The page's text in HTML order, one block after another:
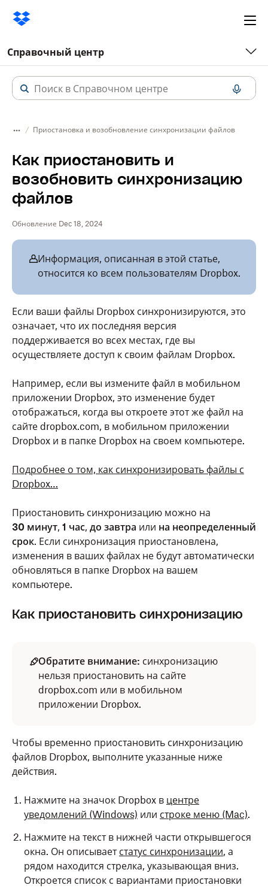
Справочный центр
Приостановка и возобновление синхронизации файлов
Как приостановить и
возобновить синхронизацию
файлов
Обновление Dec 18, 2024
Информация, описанная в этой статье,
относится ко всем пользователям Dropbox.
Если ваши файлы Dropbox синхронизируются, это
означает, что их последняя версия
поддерживается во всех местах, где вы
осуществляете доступ к своим файлам Dropbox.
Например, если вы измените файл в мобильном
приложении Dropbox, это изменение будет
отображаться, когда вы откроете этот же файл на
сайте dropbox.com, в мобильном приложении
Dropbox и в папке Dropbox на своем компьютере.
Подробнее о том, как синхронизировать файлы с
Dropbox…
Приостановить синхронизацию можно на
30 минут, 1 час, до завтра или на неопределенный
срок. Если синхронизация приостановлена,
изменения в ваших файлах не будут автоматически
обновляться в папке Dropbox на вашем
компьютере.
Как приостановить синхронизацию
Обратите внимание: синхронизацию
нельзя приостановить на сайте
dropbox.com или в мобильном
приложении Dropbox.
Чтобы временно приостановить синхронизацию
файлов Dropbox, выполните указанные ниже
действия.
Нажмите на значок Dropbox в центре
уведомлений (Windows) или строке меню (Mac).
Нажмите на текст в нижней части открывшегося
окна. Он описывает статус синхронизации, а
рядом находится стрелка, указывающая вниз.
Откроется список с вариантами приостановки